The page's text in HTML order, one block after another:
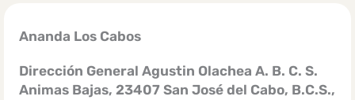
Ananda Los Cabos
Dirección General Agustin Olachea A. B. C. S.
Animas Bajas, 23407 San José del Cabo, B.C.S.,